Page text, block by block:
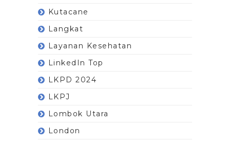
Kutacane
Langkat
Layanan Kesehatan
LinkedIn Top
LKPD 2024
LKPJ
Lombok Utara
London